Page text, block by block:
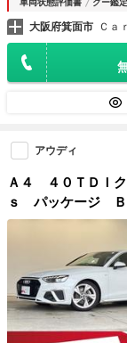
車両状態評価書 グー鑑定
大阪府箕面市 Ｃａ
アウディ
Ａ４ ４０ＴＤＩ
ｓ パッケージ
ィシャルレザー サ
ヘッドライトパ